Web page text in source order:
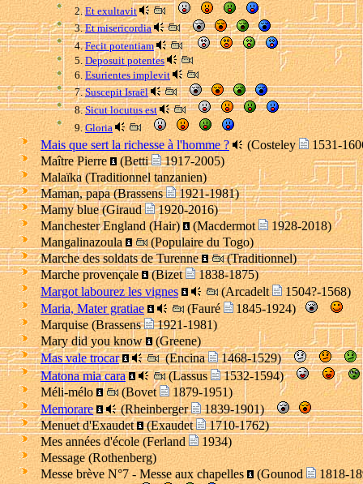
2.Et exultavit
3.Et misericordia
4.Fecit potentiam
5.Deposuit potentes
6. Esurientes implevit
7.Suscepit Israël
8.Sicut locutus est
9.Gloria
Mais que sert la richesse à l'homme ? (Costeley
1531-
Maître Pierre
(Betti
1917-2005)
Malaïka (Traditionnel tanzanien)
Maman, papa (Brassens
1921-1981)
Mamy blue (Giraud
1920-2016)
Manchester England (Hair) (Macdermot
1928-2018)
Mangalinazoula
(Populaire du Togo)
Marche des soldats de Turenne
(Traditionnel)
Marche provençale (Bizet
1838-1875)
Margot labourez les vignes
(Arcadelt
1504?-1568)
Maria, Mater gratiae
(Fauré
1845-1924)
Marquise (Brassens
1921-1981)
Mary did you know
(Greene)
Mas vale trocar
(Encina
1468-1529)
Matona mia cara
(Lassus
1532-1594)
Méli-mélo
(Bovet
1879-1951)
Memorare
(Rheinberger
1839-1901)
Menuet d'Exaudet (Exaudet
1710-1762)
Mes années d'école (Ferland
1934)
Message (Rothenberg)
Messe brève N°7 - Messe aux chapelles
(Gounod 1818-